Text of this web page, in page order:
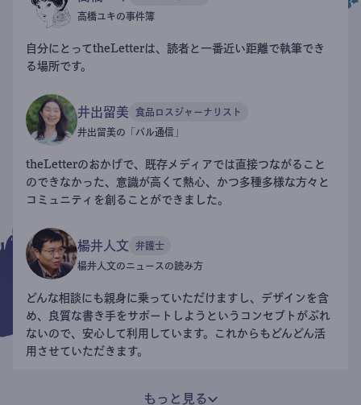
高橋ユキの事件簿
自分にとってtheLetterは、読者と一番近い距離で執筆でき
る場所です。
井出留美 食品ロスジャーナリスト
井出留美の「パル通信」
theLetterのおかげで、既存メディアでは直接つながること
のできなかった、意識が高くて熱心、かつ多種多様な方々と
コミュニティを創ることができました。
楊井人文 弁護士
楊井人文のニュースの読み方
どんな相談にも親身に乗っていただけますし、デザインを含
め、良質な書き手をサポートしようというコンセプトがぶれ
ないので、安心して利用しています。これからもどんどん活
用させていただきます。
もっと見る